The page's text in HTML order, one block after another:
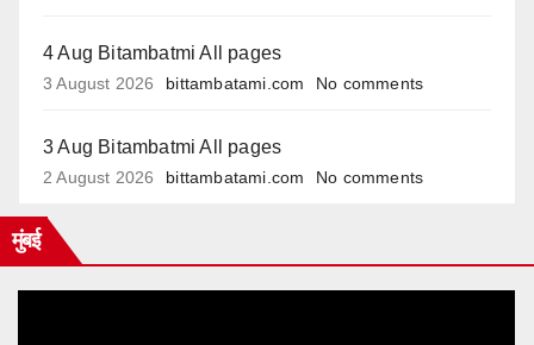
4 Aug Bitambatmi All pages
3 August 2026 bittambatami.com No comments
3 Aug Bitambatmi All pages
2 August 2026 bittambatami.com No comments
मुंबई